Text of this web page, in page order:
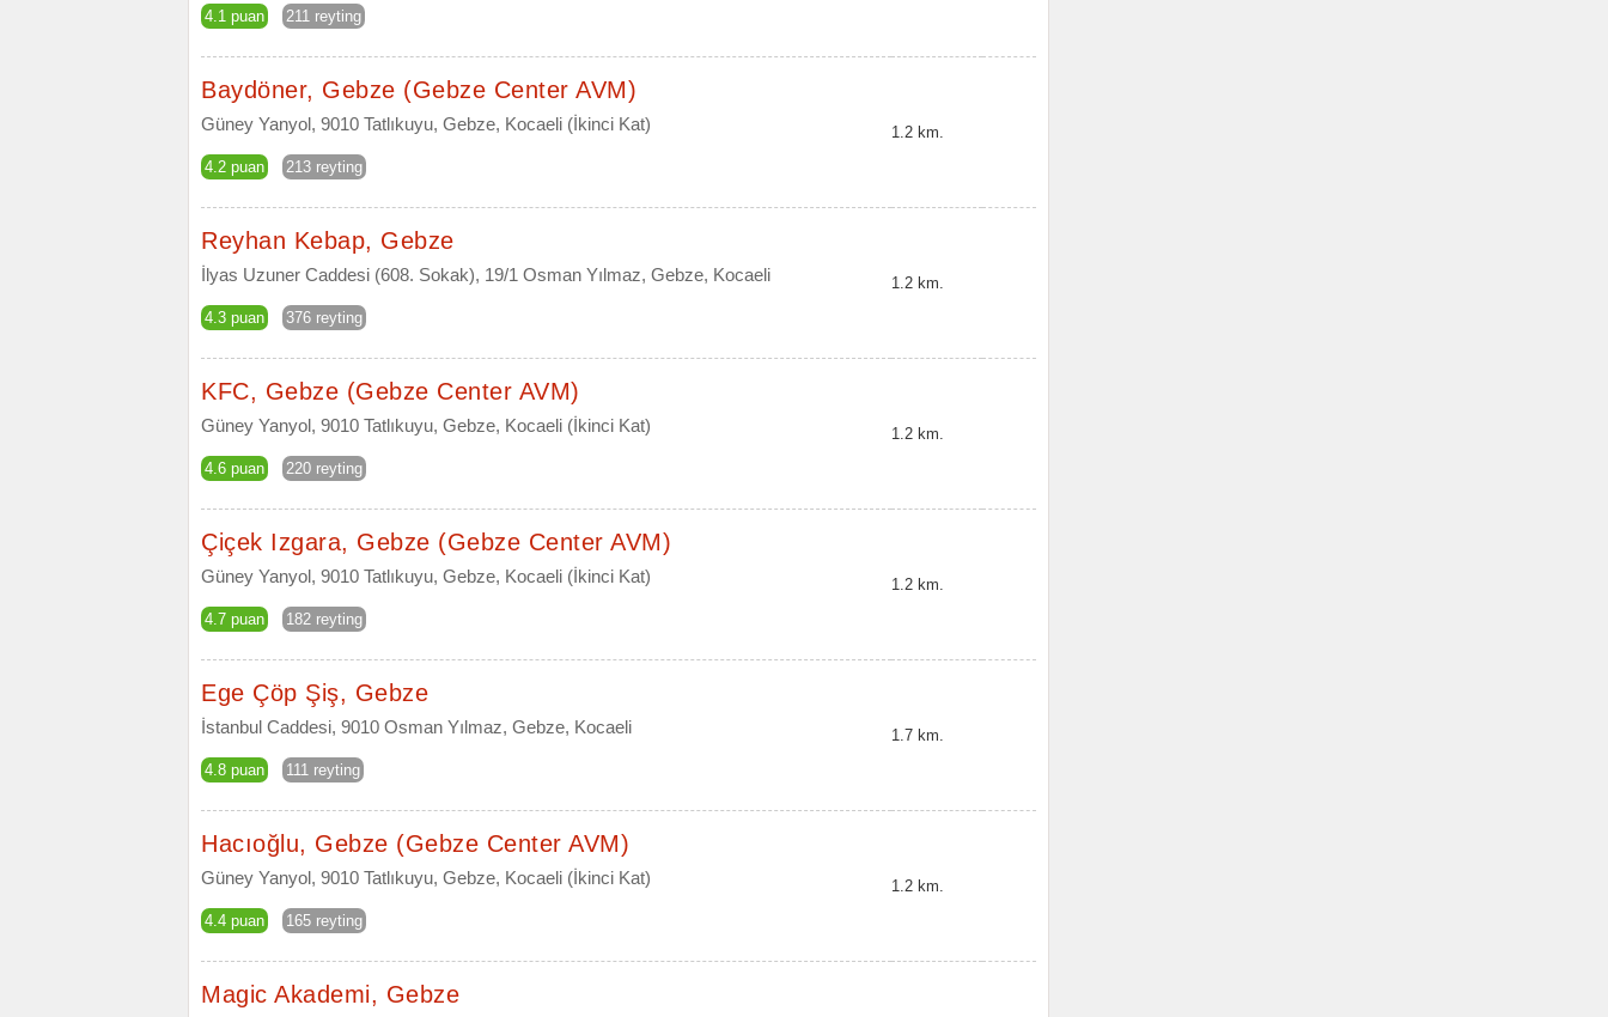
4.1 puan 211 reyting
Baydöner, Gebze (Gebze Center AVM)
Güney Yanyol, 9010 Tatlıkuyu, Gebze, Kocaeli (İkinci Kat)
4.2 puan 213 reyting
1.2 km.
Reyhan Kebap, Gebze
İlyas Uzuner Caddesi (608. Sokak), 19/1 Osman Yılmaz, Gebze, Kocaeli
4.3 puan 376 reyting
1.2 km.
KFC, Gebze (Gebze Center AVM)
Güney Yanyol, 9010 Tatlıkuyu, Gebze, Kocaeli (İkinci Kat)
4.6 puan 220 reyting
1.2 km.
Çiçek Izgara, Gebze (Gebze Center AVM)
Güney Yanyol, 9010 Tatlıkuyu, Gebze, Kocaeli (İkinci Kat)
4.7 puan 182 reyting
1.2 km.
Ege Çöp Şiş, Gebze
İstanbul Caddesi, 9010 Osman Yılmaz, Gebze, Kocaeli
4.8 puan 111 reyting
1.7 km.
Hacıoğlu, Gebze (Gebze Center AVM)
Güney Yanyol, 9010 Tatlıkuyu, Gebze, Kocaeli (İkinci Kat)
4.4 puan 165 reyting
1.2 km.
Magic Akademi, Gebze